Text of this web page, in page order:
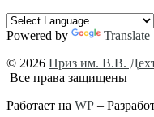
Powered by
Translate
© 2026 Приз им. В.В.
Все права защищены
Работает на WP –